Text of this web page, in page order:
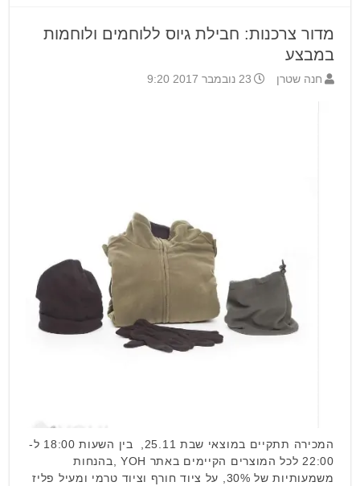
מדור צרכנות: חבילת גיוס ללוחמים ולוחמות
במבצע
חנה שטרן 23 נובמבר 2017 9:20
המכירה תתקיים במוצאי שבת 25.11, בין השעות 18:00 ל-
22:00 לכל המוצרים הקיימים באתר YOH ,בהנחות
משמעותיות של 30%, על ציוד חורף וציוד טרמי ומעיל פליז